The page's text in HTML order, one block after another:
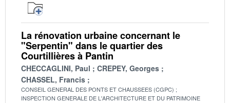
La rénovation urbaine concernant le
"Serpentin" dans le quartier des
Courtillières à Pantin
CHECCAGLINI, Paul
CREPEY, Georges
CHASSEL, Francis
CONSEIL GENERAL DES PONTS ET CHAUSSEES (CGPC)
INSPECTION GENERALE DE L'ARCHITECTURE ET DU PATRIMOINE